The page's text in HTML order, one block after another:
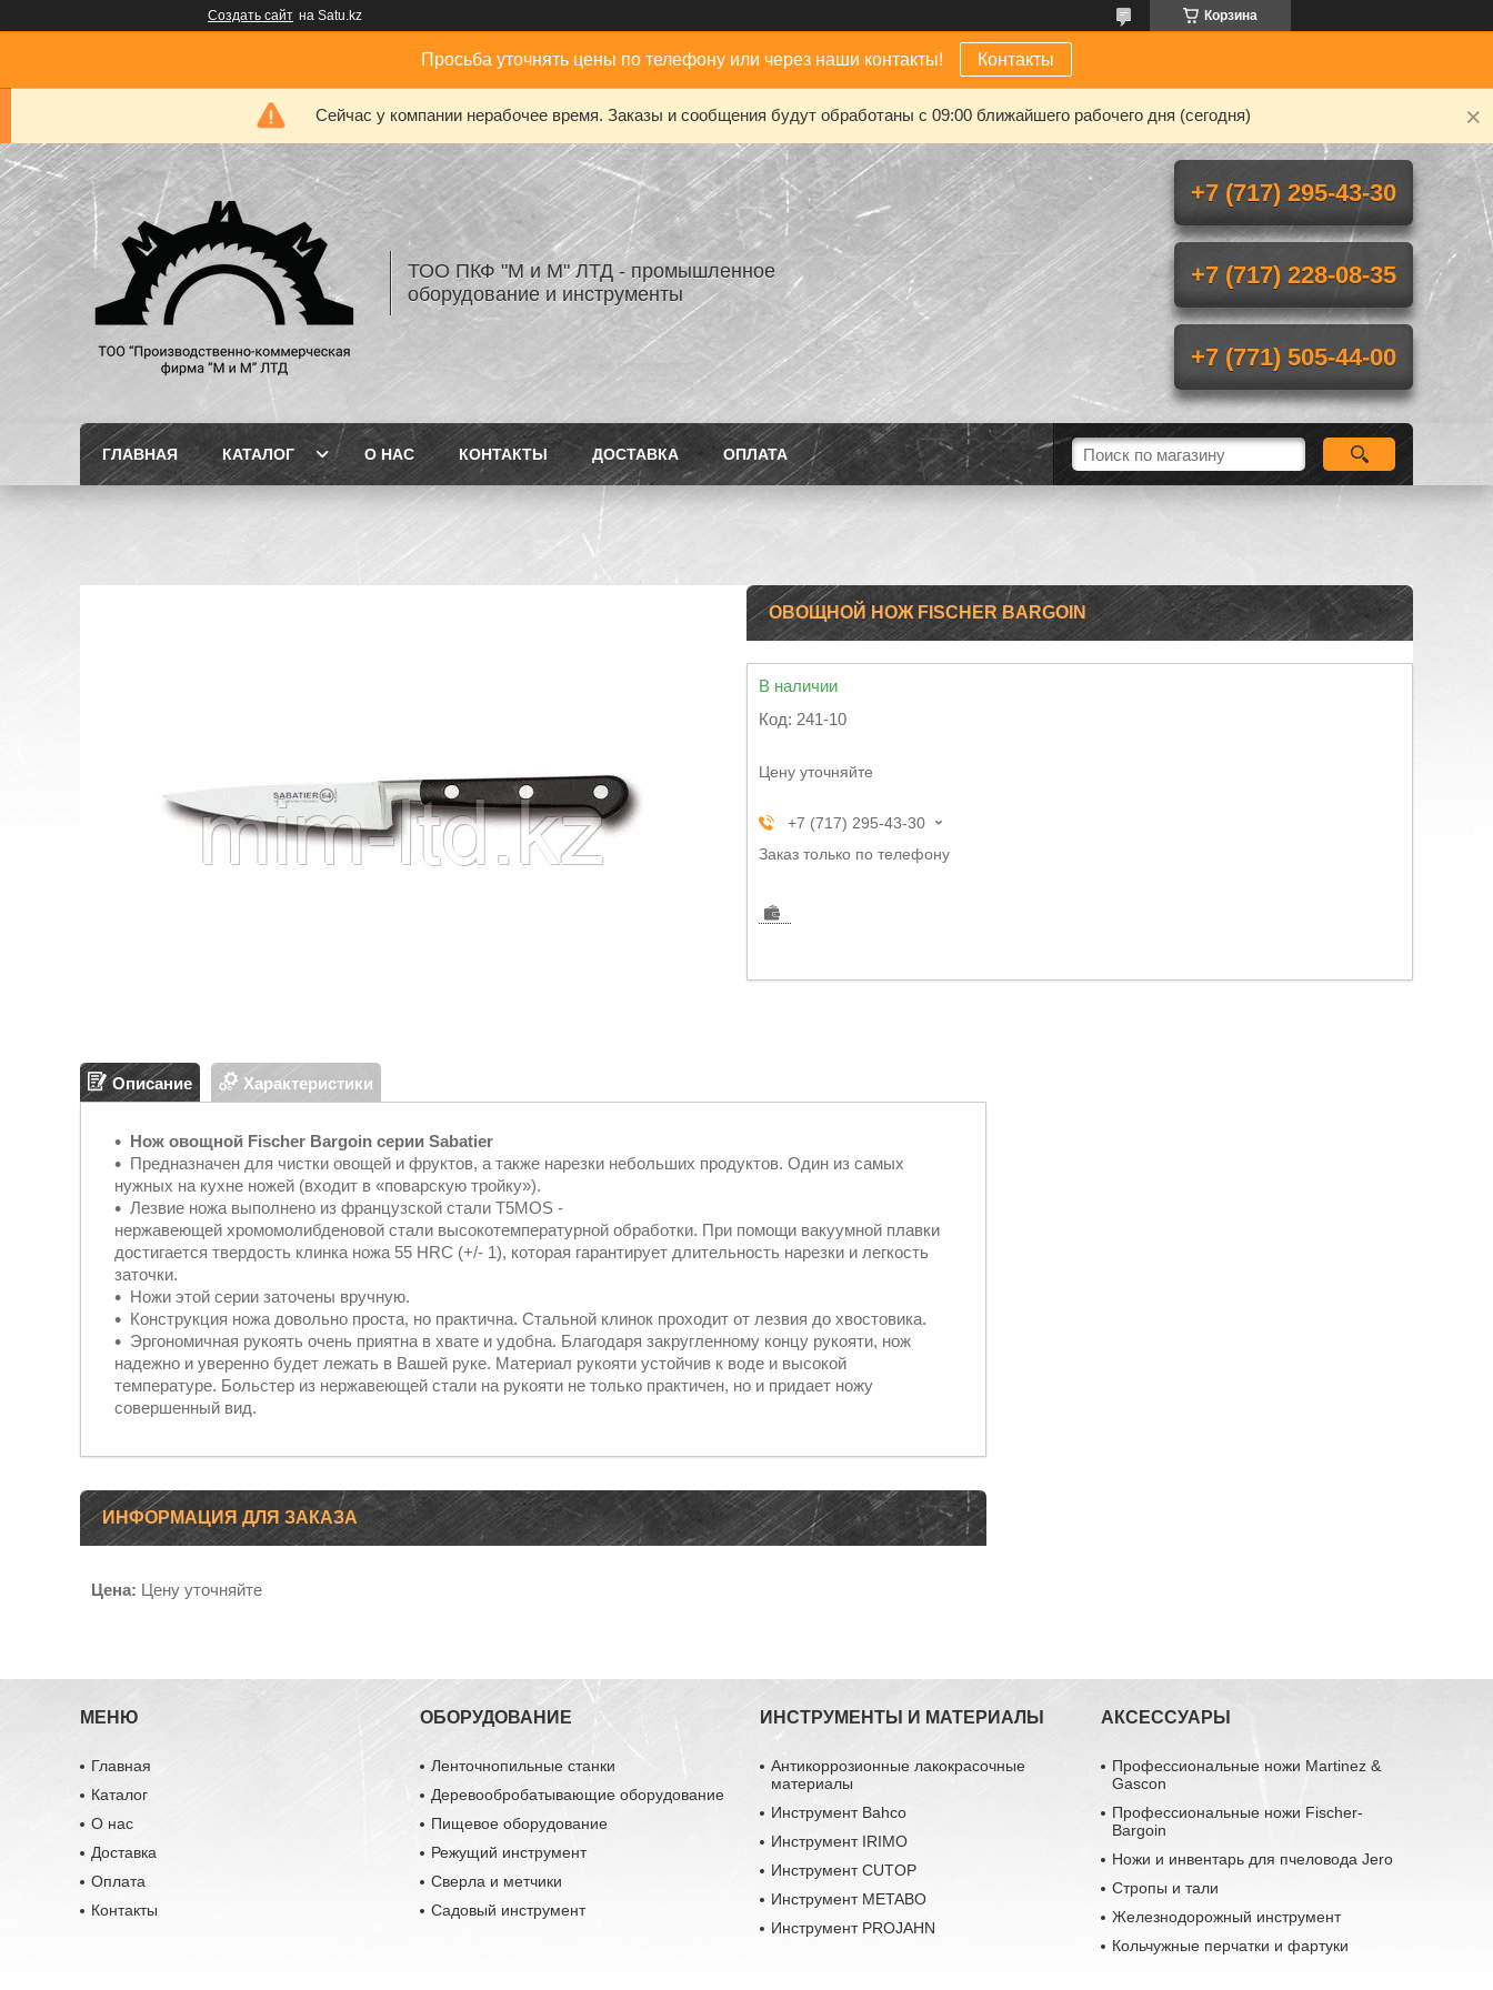
Создать сайт на Satu.kz Корзина
Просьба уточнять цены по телефону или через наши контакты! Контакты
Сейчас у компании нерабочее время. Заказы и сообщения будут обработаны с 09:00 ближайшего рабочего дня (сегодня)
ТОО ПКФ "М и М" ЛТД - промышленное
оборудование и инструменты
+7 (717) 295-43-30
+7 (717) 228-08-35
+7 (771) 505-44-00
ГЛАВНАЯ КАТАЛОГ О НАС КОНТАКТЫ ДОСТАВКА ОПЛАТА
ОВОЩНОЙ НОЖ FISCHER BARGOIN
В наличии
Код: 241-10
Цену уточняйте
+7 (717) 295-43-30
Заказ только по телефону
Описание Характеристики
Нож овощной Fischer Bargoin серии Sabatier
Предназначен для чистки овощей и фруктов, а также нарезки небольших продуктов. Один из самых
нужных на кухне ножей (входит в «поварскую тройку»).
Лезвие ножа выполнено из французской стали T5MOS -
нержавеющей хромомолибденовой стали высокотемпературной обработки. При помощи вакуумной плавки
достигается твердость клинка ножа 55 HRC (+/- 1), которая гарантирует длительность нарезки и легкость
заточки.
Ножи этой серии заточены вручную.
Конструкция ножа довольно проста, но практична. Стальной клинок проходит от лезвия до хвостовика.
Эргономичная рукоять очень приятна в хвате и удобна. Благодаря закругленному концу рукояти, нож
надежно и уверенно будет лежать в Вашей руке. Материал рукояти устойчив к воде и высокой
температуре. Больстер из нержавеющей стали на рукояти не только практичен, но и придает ножу
совершенный вид.
ИНФОРМАЦИЯ ДЛЯ ЗАКАЗА
Цена: Цену уточняйте
МЕНЮ
Главная
Каталог
О нас
Доставка
Оплата
Контакты
ОБОРУДОВАНИЕ
Ленточнопильные станки
Деревообробатывающие оборудование
Пищевое оборудование
Режущий инструмент
Сверла и метчики
Садовый инструмент
ИНСТРУМЕНТЫ И МАТЕРИАЛЫ
Антикоррозионные лакокрасочные
материалы
Инструмент Bahco
Инструмент IRIMO
Инструмент CUTOP
Инструмент METABO
Инструмент PROJAHN
АКСЕССУАРЫ
Профессиональные ножи Martinez &
Gascon
Профессиональные ножи Fischer-
Bargoin
Ножи и инвентарь для пчеловода Jero
Стропы и тали
Железнодорожный инструмент
Кольчужные перчатки и фартуки